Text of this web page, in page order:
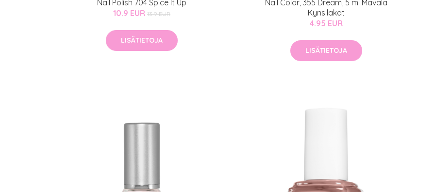
Nail Polish 704 Spice It Up
10.9 EUR 13.9 EUR
LISÄTIETOJA
Nail Color, 355 Dream, 5 ml Mavala
Kynsilakat
4.95 EUR
LISÄTIETOJA